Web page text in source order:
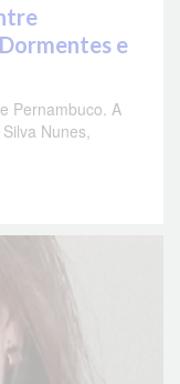
e
Pernambuco. A
Nunes,